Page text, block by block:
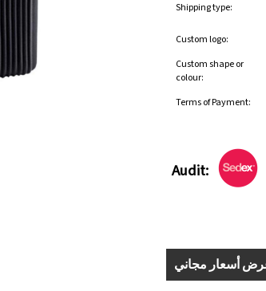
Shipping type:
Custom logo:
Custom shape or
colour:
Terms of Payment:
Audit:
أسعار مجاني